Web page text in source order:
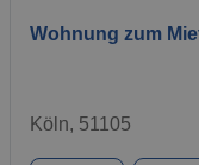
Wohnung zum
Köln, 51105